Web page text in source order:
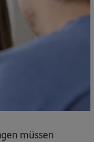
müssen